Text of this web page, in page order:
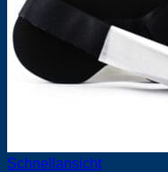
Schnellansicht